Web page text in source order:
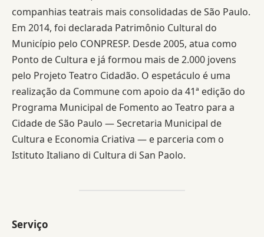
companhias teatrais mais consolidadas de São Paulo.
Em 2014, foi declarada Patrimônio Cultural do
Município pelo CONPRESP. Desde 2005, atua como
Ponto de Cultura e já formou mais de 2.000 jovens
pelo Projeto Teatro Cidadão. O espetáculo é uma
realização da Commune com apoio da 41ª edição do
Programa Municipal de Fomento ao Teatro para a
Cidade de São Paulo — Secretaria Municipal de
Cultura e Economia Criativa — e parceria com o
Istituto Italiano di Cultura di San Paolo.
Serviço